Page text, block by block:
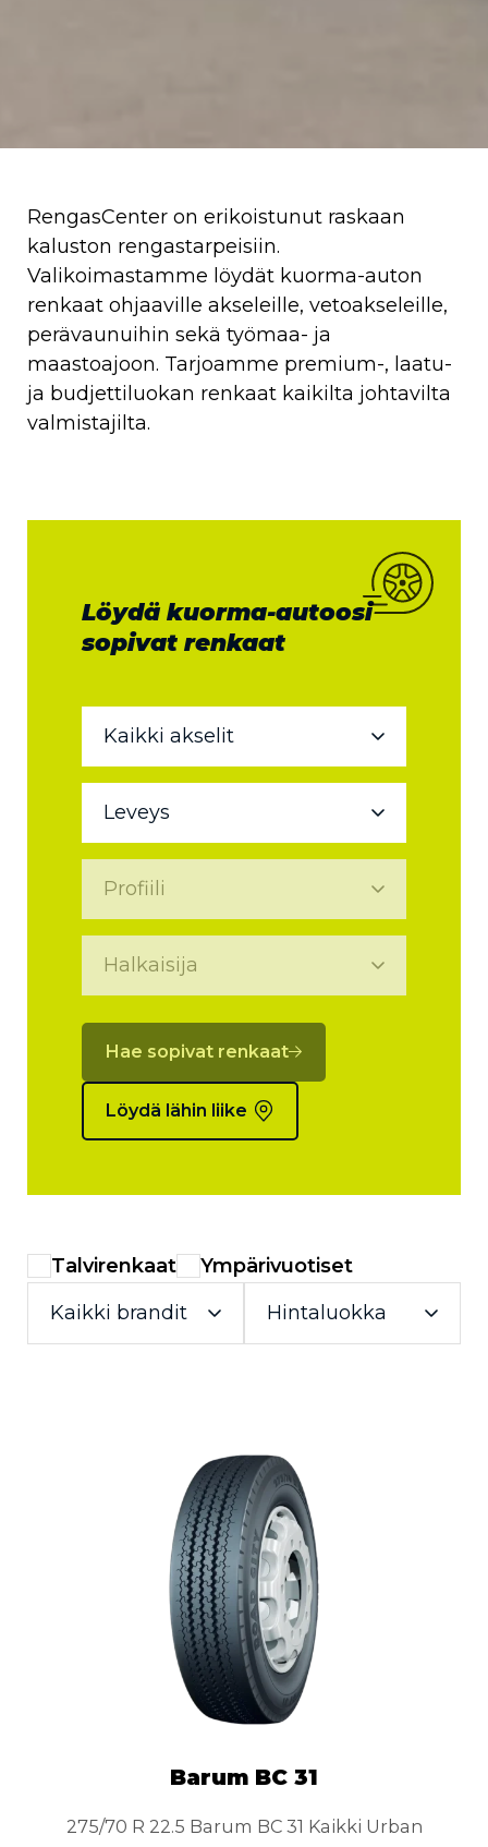
RengasCenter on erikoistunut raskaan
kaluston rengastarpeisiin.
Valikoimastamme löydät kuorma-auton
renkaat ohjaaville akseleille, vetoakseleille,
perävaunuihin sekä työmaa- ja
maastoajoon. Tarjoamme premium-, laatu-
ja budjettiluokan renkaat kaikilta johtavilta
valmistajilta.
Löydä kuorma-autoosi
sopivat renkaat
Hae sopivat renkaat
Löydä lähin liike
Talvirenkaat Ympärivuotiset
Barum BC 31
275/70 R 22.5 Barum BC 31 Kaikki Urban